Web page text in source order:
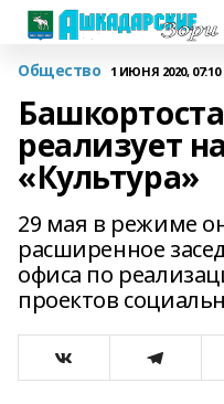
Общество 1 ИЮНЯ 2020, 07:10
реализует
«Культура»
29 мая в режиме
расширенное
офиса по
проектов